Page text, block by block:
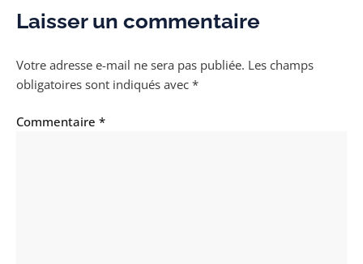
Laisser un commentaire
Votre adresse e-mail ne sera pas publiée. Les champs
obligatoires sont indiqués avec *
Commentaire *